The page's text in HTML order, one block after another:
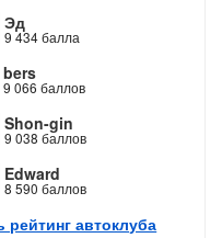
Эд
9 434 балла
bers
9 066 баллов
Shon-gin
9 038 баллов
Edward
8 590 баллов
рейтинг автоклуба